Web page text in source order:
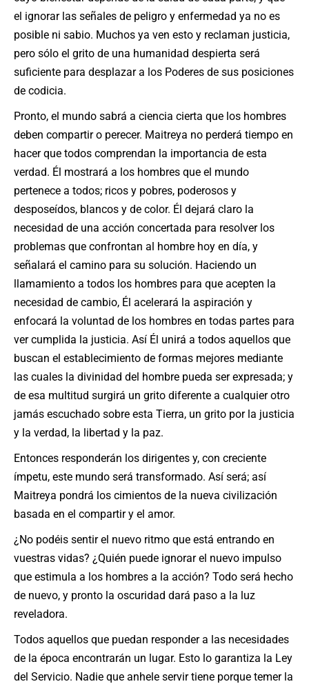
el ignorar las señales de peligro y enfermedad ya no es
posible ni sabio. Muchos ya ven esto y reclaman justicia,
pero sólo el grito de una humanidad despierta será
suficiente para desplazar a los Poderes de sus posiciones
de codicia.
Pronto, el mundo sabrá a ciencia cierta que los hombres
deben compartir o perecer. Maitreya no perderá tiempo en
hacer que todos comprendan la importancia de esta
verdad. Él mostrará a los hombres que el mundo
pertenece a todos; ricos y pobres, poderosos y
desposeídos, blancos y de color. Él dejará claro la
necesidad de una acción concertada para resolver los
problemas que confrontan al hombre hoy en día, y
señalará el camino para su solución. Haciendo un
llamamiento a todos los hombres para que acepten la
necesidad de cambio, Él acelerará la aspiración y
enfocará la voluntad de los hombres en todas partes para
ver cumplida la justicia. Así Él unirá a todos aquellos que
buscan el establecimiento de formas mejores mediante
las cuales la divinidad del hombre pueda ser expresada; y
de esa multitud surgirá un grito diferente a cualquier otro
jamás escuchado sobre esta Tierra, un grito por la justicia
y la verdad, la libertad y la paz.
Entonces responderán los dirigentes y, con creciente
ímpetu, este mundo será transformado. Así será; así
Maitreya pondrá los cimientos de la nueva civilización
basada en el compartir y el amor.
¿No podéis sentir el nuevo ritmo que está entrando en
vuestras vidas? ¿Quién puede ignorar el nuevo impulso
que estimula a los hombres a la acción? Todo será hecho
de nuevo, y pronto la oscuridad dará paso a la luz
reveladora.
Todos aquellos que puedan responder a las necesidades
de la época encontrarán un lugar. Esto lo garantiza la Ley
del Servicio. Nadie que anhele servir tiene porque temer la